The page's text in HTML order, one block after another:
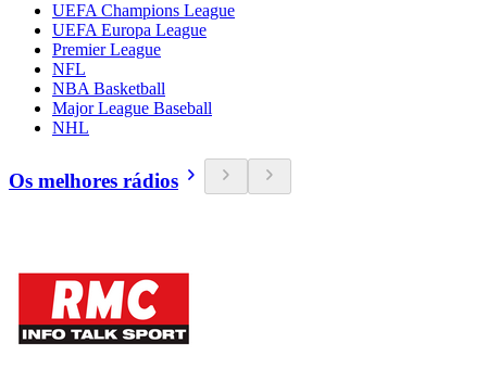
UEFA Champions League
UEFA Europa League
Premier League
NFL
NBA Basketball
Major League Baseball
NHL
Os melhores rádios